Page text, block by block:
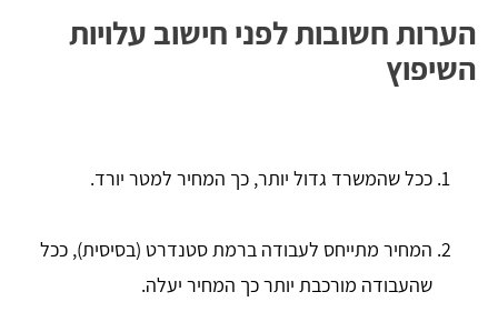
הערות חשובות לפני חישוב עלויות
השיפוץ
ככל שהמשרד גדול יותר, כך המחיר למטר יורד.
המחיר מתייחס לעבודה ברמת סטנדרט (בסיסית), ככל
שהעבודה מורכבת יותר כך המחיר יעלה.